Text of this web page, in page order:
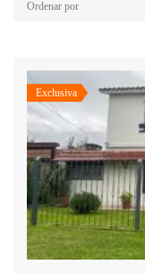
Ordenar por
Exclusiva